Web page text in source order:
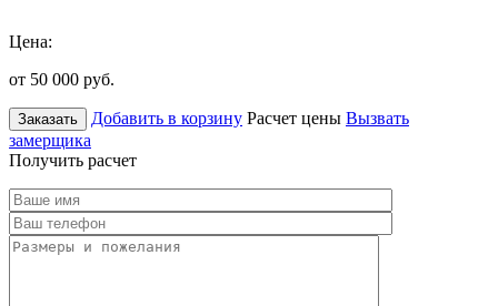
Цена:
от 50 000 руб.
Заказать Добавить в корзину Расчет цены Вызвать
замерщика
Получить расчет